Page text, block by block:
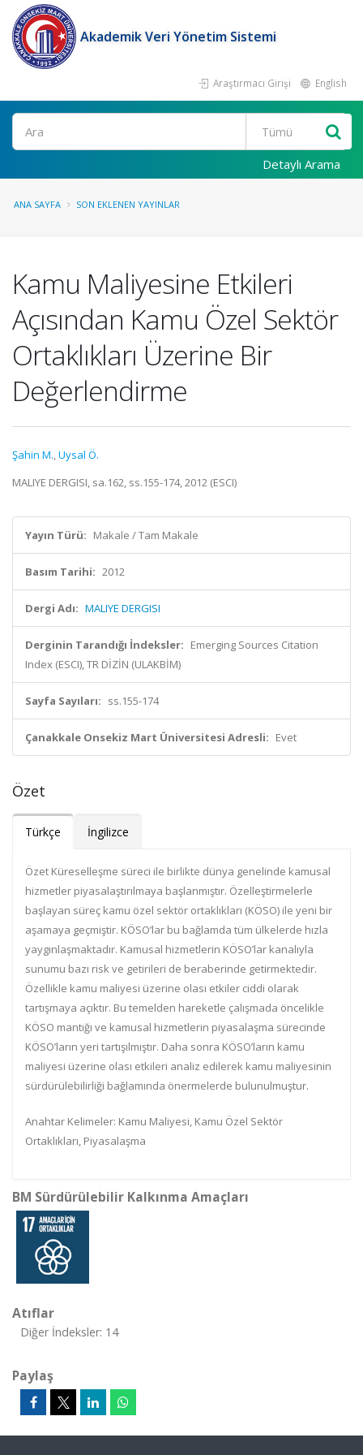
Akademik Veri Yönetim Sistemi
Araştırmacı Girişi English
Ara
Detaylı Arama
ANA SAYFA SON EKLENEN YAYINLAR
Kamu Maliyesine Etkileri
Açısından Kamu Özel Sektör
Ortaklıkları Üzerine Bir
Değerlendirme
Şahin M.,Uysal Ö.
MALIYE DERGISI, sa.162, ss.155-174, 2012 (ESCI)
Yayın Türü: Makale / Tam Makale
Basım Tarihi: 2012
Dergi Adı: MALIYE DERGISI
Derginin Tarandığı İndeksler: Emerging Sources Citation
Index (ESCI), TR DİZİN (ULAKBİM)
Sayfa Sayıları: ss.155-174
Çanakkale Onsekiz Mart Üniversitesi Adresli: Evet
Özet
Türkçe İngilizce
Özet Küreselleşme süreci ile birlikte dünya genelinde kamusal
hizmetler piyasalaştırılmaya başlanmıştır. Özelleştirmelerle
başlayan süreç kamu özel sektör ortaklıkları (KÖSO) ile yeni bir
aşamaya geçmiştir. KÖSO’lar bu bağlamda tüm ülkelerde hızla
yaygınlaşmaktadır. Kamusal hizmetlerin KÖSO’lar kanalıyla
sunumu bazı risk ve getirileri de beraberinde getirmektedir.
Özellikle kamu maliyesi üzerine olası etkiler ciddi olarak
tartışmaya açıktır. Bu temelden hareketle çalışmada öncelikle
KÖSO mantığı ve kamusal hizmetlerin piyasalaşma sürecinde
KÖSO’ların yeri tartışılmıştır. Daha sonra KÖSO’ların kamu
maliyesi üzerine olası etkileri analiz edilerek kamu maliyesinin
sürdürülebilirliği bağlamında önermelerde bulunulmuştur.
Anahtar Kelimeler: Kamu Maliyesi, Kamu Özel Sektör
Ortaklıkları, Piyasalaşma
BM Sürdürülebilir Kalkınma Amaçları
Atıflar
Diğer İndeksler: 14
Paylaş